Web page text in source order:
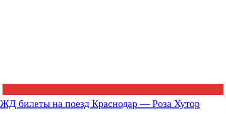
ЖД билеты на поезд Краснодар — Роза Хутор